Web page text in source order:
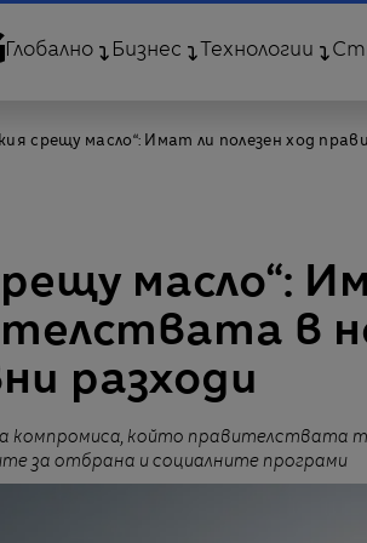
Глобално Бизнес Технологии
срещу масло“: Имат ли полезен ход
масло“:
в
разходи
компромиса, който правителствата
за отбрана и социалните програми